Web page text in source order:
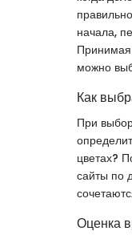
начала,
Принимая
можно
Как
При
цветах?
сайты по
Оценка